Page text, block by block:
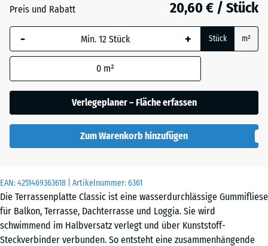
EAN:4251469363618 | Artikelnummer:6361
Die Terrassenplatte Classic ist eine wasserdurchlässige Gummifliese
für Balkon, Terrasse, Dachterrasse und Loggia. Sie wird
schwimmend im Halbversatz verlegt und über Kunststoff-
Steckverbinder verbunden. So entsteht eine zusammenhängende
Granit
Grauer
Lavendel
Die gewählte, blau
umrandete
Abmessung wird
Produktdaten nicht
anders angegeben)
für die
Bedarfsberechnung
x
50
x 3
cm
Preis und Rabatt 20,60 € / Stück
- + Stück m²
0 m²
Verlegeplaner – Fläche erfassen
Zum Warenkorb hinzufügen